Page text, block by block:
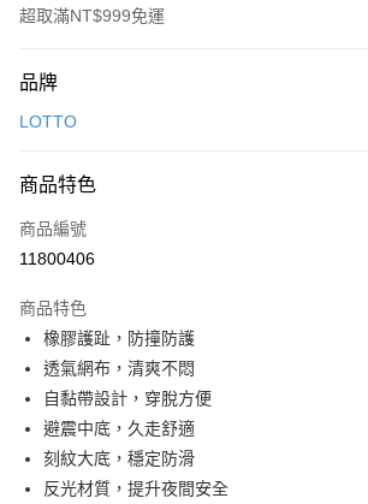
超取滿NT$999免運
信用卡一次付款
LINE Pay
Apple Pay
悠遊付
Google Pay
全盈+PAY
AFTEE先享後付
相關說明
品牌
LOTTO
商品特色
商品編號
11800406
商品特色
橡膠護趾，防撞防護
透氣網布，清爽不悶
自黏帶設計，穿脫方便
避震中底，久走舒適
刻紋大底，穩定防滑
反光材質，提升夜間安全